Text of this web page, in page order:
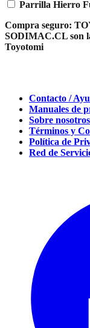
Parrilla Hierro
Compra seguro:
SODIMAC.CL son
Toyotomi
Contacto /
Manuales de
Sobre nosotros
Términos y
Política de
Red de